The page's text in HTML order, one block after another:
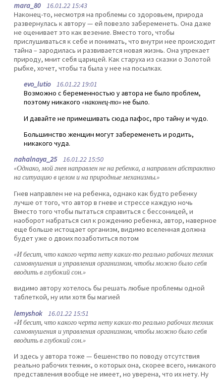
mara_8016.01.22 15:43
Наконец-то, несмотря на проблемы со здоровьем, природа
развернулась к автору — ей повезло забеременеть. Она даже
не оценивает это как везение. Вместо того, чтобы
прислушиваться к себе и понимать, что внутри нее происходит
тайна – зародилась и развивается новая жизнь. Она упрекает
природу, мнит себя царицей. Как старуха из сказки о Золотой
рыбке, хочет, чтобы та была у нее на посылках.
evo_lutio16.01.22 19:01
Возможно с беременностью у автора не было проблем,
поэтому никакого «наконец-то»не было.
И давайте не примешивать сюда пафос, про тайну и чудо.
Большинство женщин могут забеременеть и родить,
никакого чуда.
nahalnaya_2516.01.22 15:50
«Однако, мой гнев направлен не на ребенка, а направлен абстрактно
на ситуацию в целом и на природные механизмы.»
Гнев направлен не на ребенка, однако как будто ребенку
лучше от того, что автор в гневе и стрессе каждую ночь
Вместо того чтобы пытаться справиться с бессоницей, и
наоборот набраться сил к рождению ребенка, автор, наверное
еще больше истощает организм, видимо вселенная должна
будет уже о двоих позаботиться потом
«И бесит, что какого черта нету каких-то реально рабочих техник
самовнушения и управления организмом, чтобы можно было себя
вводить в глубокий сон.»
видимо автору хотелось бы решать любые проблемы одной
таблеткой, ну или хотя бы магией
lemyshok16.01.22 15:51
«И бесит, что какого черта нету каких-то реально рабочих техник
самовнушения и управления организмом, чтобы можно было себя
вводить в глубокий сон.»
И здесь у автора тоже — бешенство по поводу отсутствия
реально рабочих техник, о которых она, скорее всего, никакого
представления вообще не имеет, но уверена, что их нету. Ну